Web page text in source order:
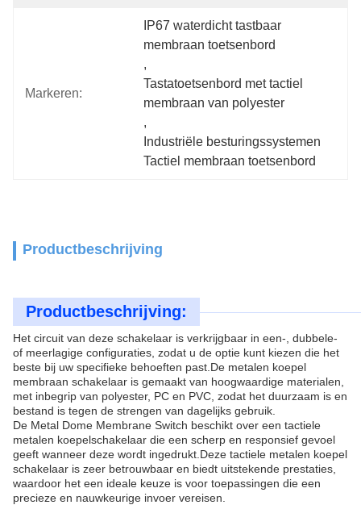
Markeren:
IP67 waterdicht tastbaar
membraan toetsenbord
,
Tastatoetsenbord met tactiel
membraan van polyester
,
Industriële besturingssystemen
Tactiel membraan toetsenbord
Productbeschrijving
Productbeschrijving:
Het circuit van deze schakelaar is verkrijgbaar in een-, dubbele-
of meerlagige configuraties, zodat u de optie kunt kiezen die het
beste bij uw specifieke behoeften past.De metalen koepel
membraan schakelaar is gemaakt van hoogwaardige materialen,
met inbegrip van polyester, PC en PVC, zodat het duurzaam is en
bestand is tegen de strengen van dagelijks gebruik.
De Metal Dome Membrane Switch beschikt over een tactiele
metalen koepelschakelaar die een scherp en responsief gevoel
geeft wanneer deze wordt ingedrukt.Deze tactiele metalen koepel
schakelaar is zeer betrouwbaar en biedt uitstekende prestaties,
waardoor het een ideale keuze is voor toepassingen die een
precieze en nauwkeurige invoer vereisen.